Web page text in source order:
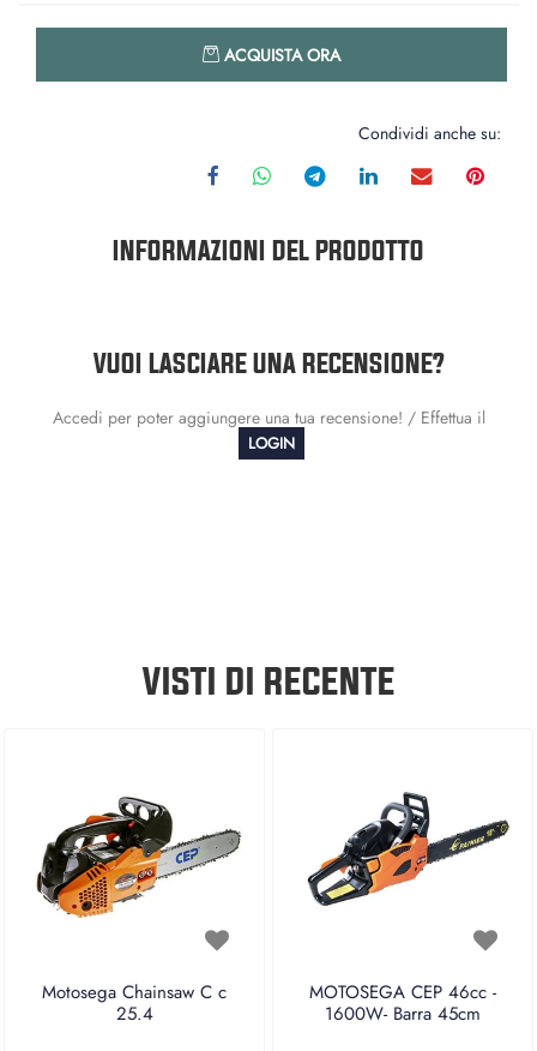
ACQUISTA ORA
Condividi anche su:
INFORMAZIONI DEL PRODOTTO
VUOI LASCIARE UNA RECENSIONE?
Accedi per poter aggiungere una tua recensione! / Effettua il
LOGIN
VISTI DI RECENTE
Motosega Chainsaw C c
25.4
MOTOSEGA CEP 46cc -
1600W- Barra 45cm